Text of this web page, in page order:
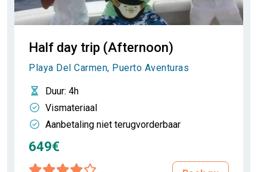
Half day trip (Afternoon)
Playa Del Carmen, Puerto Aventuras
Duur: 4h
Vismateriaal
Aanbetaling niet terugvorderbaar
649€